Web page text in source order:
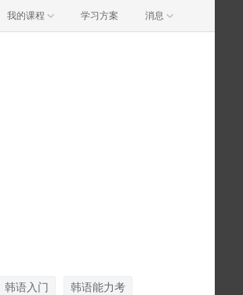
我的课程 学习方案 消息
韩语入门 韩语能力考